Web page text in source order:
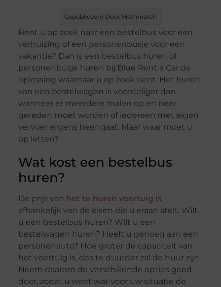
Gepubliceerd Door Mathmatch
Bent u op zoek naar een bestelbus voor een
verhuizing of een personenbusje voor een
vakantie? Dan is een bestelbus huren of
personenbusje huren bij Blue Rent a Car de
oplossing waarnaar u op zoek bent. Het huren
van een bestelwagen is voordeliger dan
wanneer er meerdere malen op en neer
gereden moet worden of iedereen met eigen
vervoer ergens heengaat. Maar waar moet u
op letten?
Wat kost een bestelbus
huren?
De prijs van het te huren voertuig is
afhankelijk van de eisen die u eraan stelt. Wilt
u een bestelbus huren? Wilt u een
bestelwagen huren? Heeft u genoeg aan een
personenauto? Hoe groter de capaciteit van
het voertuig is, des te duurder zal de huur zijn.
Neem daarom de verschillende opties goed
door, zodat u weet wat voor uw situatie de